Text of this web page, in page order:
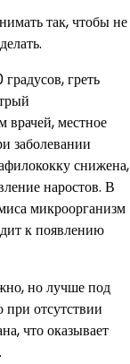
так, чтобы не
греть
врачей, местное
заболевании
снижена,
наростов. В
микроорганизм
к появлению
но лучше под
отсутствии
что оказывает